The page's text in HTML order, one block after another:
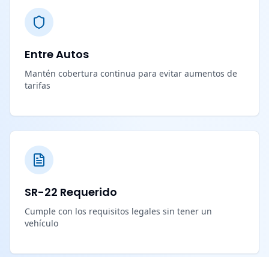
Entre Autos
Mantén cobertura continua para evitar aumentos de
tarifas
SR-22 Requerido
Cumple con los requisitos legales sin tener un
vehículo